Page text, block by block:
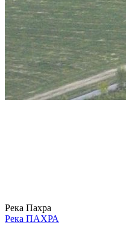
Река Пахра
Река ПАХРА